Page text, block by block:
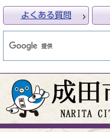
よくある質問